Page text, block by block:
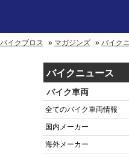
バイクブロス マガジンズ バイク
バイクニュース
バイク車両
全てのバイク車両情報
国内メーカー
海外メーカー